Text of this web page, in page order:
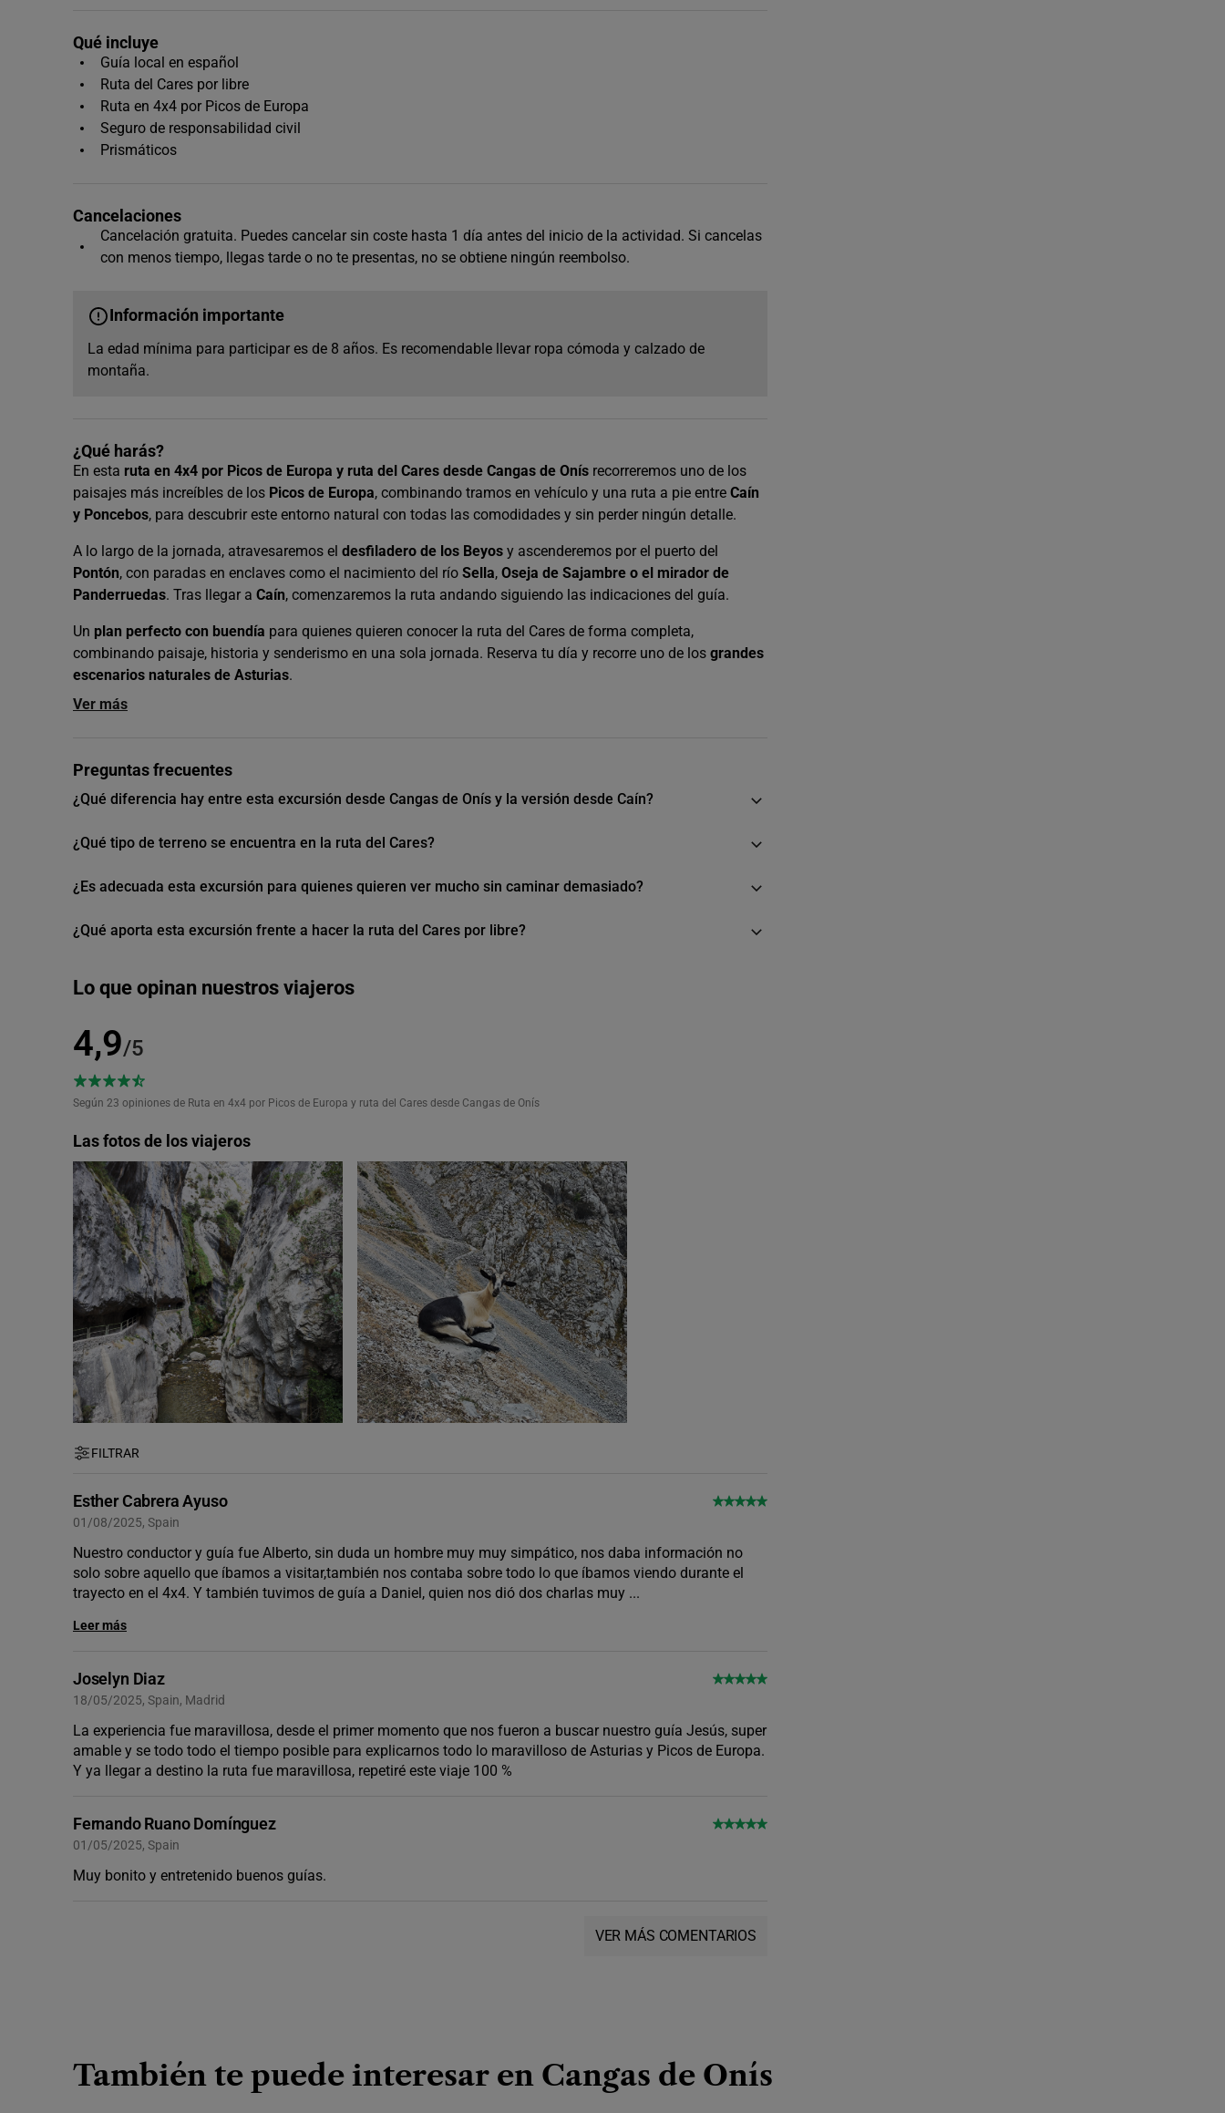
Qué incluye
Guía local en español
Ruta del Cares por libre
Ruta en 4x4 por Picos de Europa
Seguro de responsabilidad civil
Prismáticos
Cancelaciones
Cancelación gratuita. Puedes cancelar sin coste hasta 1 día antes del inicio de la actividad. Si cancelas
con menos tiempo, llegas tarde o no te presentas, no se obtiene ningún reembolso.
Información importante
La edad mínima para participar es de 8 años. Es recomendable llevar ropa cómoda y calzado de
montaña.
¿Qué harás?
En esta ruta en 4x4 por Picos de Europa y ruta del Cares desde Cangas de Onís recorreremos uno de los
paisajes más increíbles de los Picos de Europa, combinando tramos en vehículo y una ruta a pie entre Caín
y Poncebos, para descubrir este entorno natural con todas las comodidades y sin perder ningún detalle.
A lo largo de la jornada, atravesaremos el desfiladero de los Beyos y ascenderemos por el puerto del
Pontón, con paradas en enclaves como el nacimiento del río Sella, Oseja de Sajambre o el mirador de
Panderruedas. Tras llegar a Caín, comenzaremos la ruta andando siguiendo las indicaciones del guía.
Un plan perfecto con buendía para quienes quieren conocer la ruta del Cares de forma completa,
combinando paisaje, historia y senderismo en una sola jornada. Reserva tu día y recorre uno de los grandes
escenarios naturales de Asturias.
Ver más
Preguntas frecuentes
¿Qué diferencia hay entre esta excursión desde Cangas de Onís y la versión desde Caín?
¿Qué tipo de terreno se encuentra en la ruta del Cares?
¿Es adecuada esta excursión para quienes quieren ver mucho sin caminar demasiado?
¿Qué aporta esta excursión frente a hacer la ruta del Cares por libre?
Lo que opinan nuestros viajeros
4,9/5
Según 23 opiniones de Ruta en 4x4 por Picos de Europa y ruta del Cares desde Cangas de Onís
Las fotos de los viajeros
FILTRAR
Esther Cabrera Ayuso
01/08/2025, Spain
Nuestro conductor y guía fue Alberto, sin duda un hombre muy muy simpático, nos daba información no
solo sobre aquello que íbamos a visitar,también nos contaba sobre todo lo que íbamos viendo durante el
trayecto en el 4x4. Y también tuvimos de guía a Daniel, quien nos dió dos charlas muy ...
Leer más
Joselyn Diaz
18/05/2025, Spain, Madrid
La experiencia fue maravillosa, desde el primer momento que nos fueron a buscar nuestro guía Jesús, super
amable y se todo todo el tiempo posible para explicarnos todo lo maravilloso de Asturias y Picos de Europa.
Y ya llegar a destino la ruta fue maravillosa, repetiré este viaje 100 %
Fernando Ruano Domínguez
01/05/2025, Spain
Muy bonito y entretenido buenos guías.
VER MÁS COMENTARIOS
También te puede interesar en Cangas de Onís